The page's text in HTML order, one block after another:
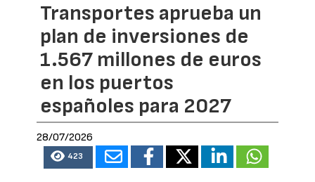
Transportes aprueba un
plan de inversiones de
1.567 millones de euros
en los puertos
españoles para 2027
28/07/2026
423